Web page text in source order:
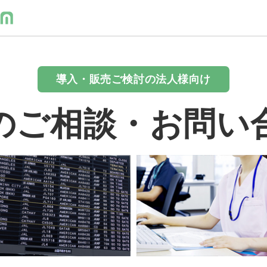
導入・販売ご検討の法人様向け
ご相談・お問い